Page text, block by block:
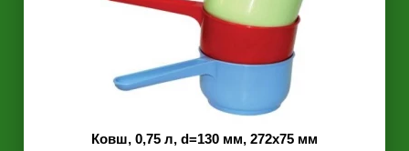
Ковш, 0,75 л, d=130 мм, 272х75 мм